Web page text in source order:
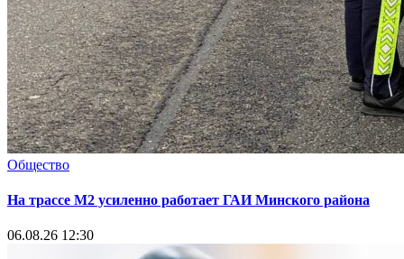
Общество
На трассе М2 усиленно работает ГАИ Минского района
06.08.26 12:30